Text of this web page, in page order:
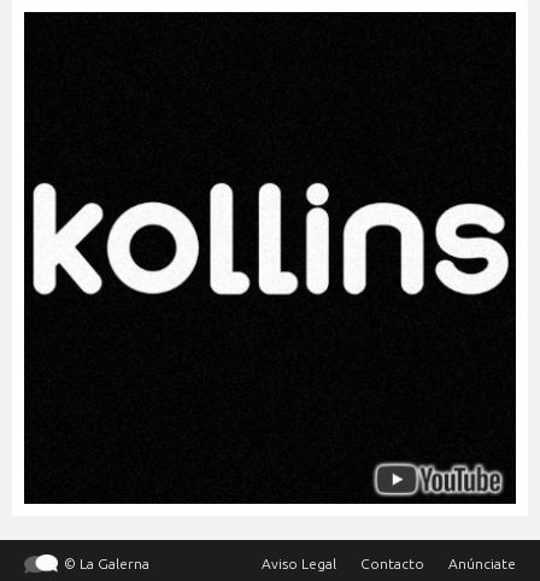
© La Galerna Aviso Legal Contacto Anúnciate